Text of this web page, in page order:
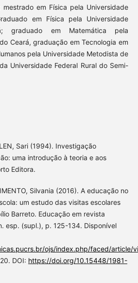
em Física pela Universidade
em Física pela Universidade
graduado em Matemática pela
Ceará, graduação em Tecnologia em
pela Universidade Metodista de
Universidade Federal Rural do Semi-
Sari (1994). Investigação
uma introdução à teoria e aos
Editora.
Silvania (2016). A educação no
um estudo das visitas escolares
Barreto. Educação em revista
esp. (supl.), p. 125-134. Disponível
ojs/index.php/faced/article/
DOI: https://doi.org/10.15448/1981-